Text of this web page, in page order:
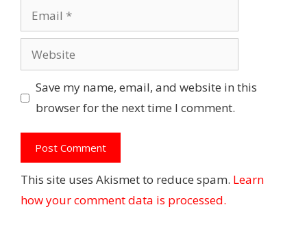
Email
Website
Save my name, email, and website in this
browser for the next time I comment.
This site uses Akismet to reduce spam. Learn
how your comment data is processed.